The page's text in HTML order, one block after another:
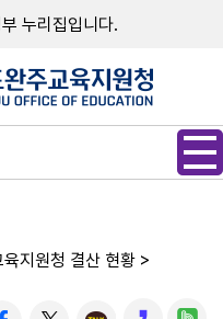
누리집입니다.
육지원청 결산 현황 >